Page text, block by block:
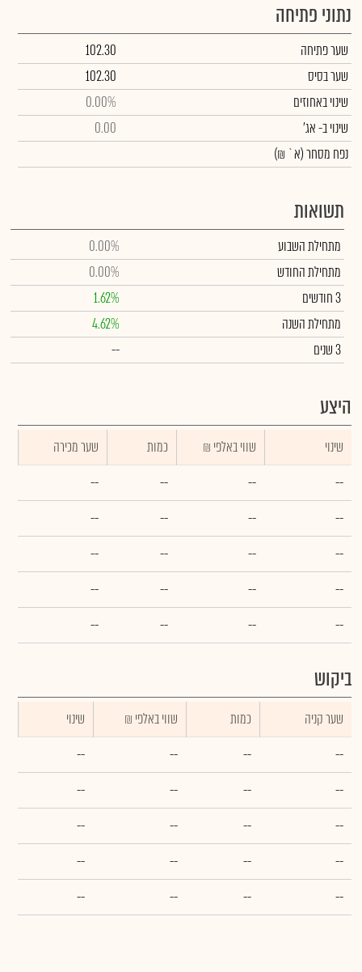
נתוני פתיחה
שער פתיחה
102.30
שער בסיס
102.30
שינוי באחוזים
0.00%
שינויב- אג'
0.00
נפח מסחר(א` ₪)
תשואות
מתחילת השבוע
0.00%
מתחילת החודש
0.00%
3 חודשים
1.62%
מתחילת השנה
4.62%
3 שנים
--
היצע
שינוי ₪ שווי באלפי כמות
שער מכירה
--
--
--
--
--
--
--
--
--
--
--
--
--
--
--
--
--
--
--
--
ביקוש
שער קניה כמות ₪ שווי באלפי
שינוי
--
--
--
--
--
--
--
--
--
--
--
--
--
--
--
--
--
--
--
--